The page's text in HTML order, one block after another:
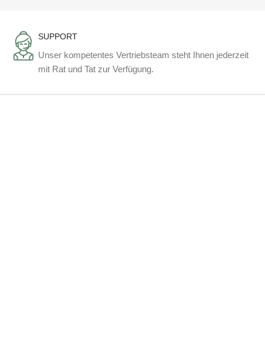
SUPPORT
Unser kompetentes Vertriebsteam steht Ihnen jederzeit
mit Rat und Tat zur Verfügung.